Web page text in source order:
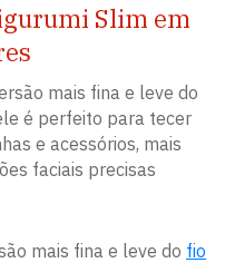
Slim em
mais fina e leve do
é perfeito para tecer
e acessórios, mais
faciais precisas
mais fina e leve do fio